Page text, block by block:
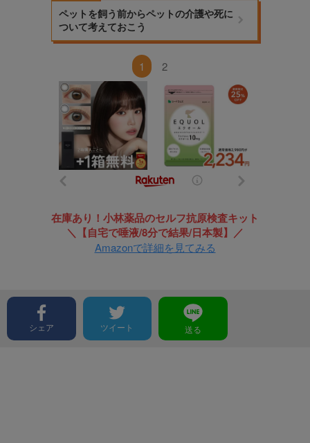
ペットを飼う前からペットの介護や死に
ついて考えておこう
1 2
在庫あり！小林薬品のセルフ抗原検査キット
＼【自宅で唾液/8分で結果/日本製】／
Amazonで詳細を見てみる
シェア ツイート 送る